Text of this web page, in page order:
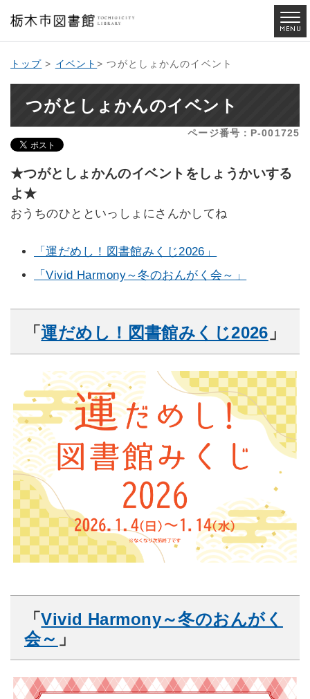
トップ > イベント> つがとしょかんのイベント
つがとしょかんのイベント
ページ番号：P-001725
★つがとしょかんのイベントをしょうかいする
よ★
おうちのひとといっしょにさんかしてね
「運だめし！図書館みくじ2026」
「Vivid Harmony～冬のおんがく会～」
「運だめし！図書館みくじ2026 」
「Vivid Harmony～冬のおんがく
会～ 」